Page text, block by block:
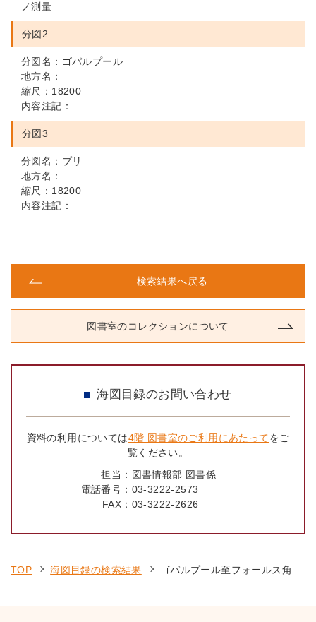
ノ測量
分図2
分図名：ゴパルプール
地方名：
縮尺：18200
内容注記：
分図3
分図名：プリ
地方名：
縮尺：18200
内容注記：
検索結果へ戻る
図書室のコレクションについて
海図目録のお問い合わせ
資料の利用については4階 図書室のご利用にあたってをご
覧ください。
担当： 図書情報部 図書係
電話番号： 03-3222-2573
FAX： 03-3222-2626
TOP 海図目録の検索結果 ゴパルプール至フォールス角